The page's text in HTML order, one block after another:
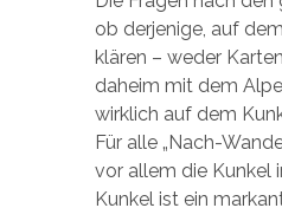
ob derjenige, auf
klären – weder
daheim mit dem
wirklich auf dem
Für alle „Nach-
vor allem die Kunkel
Kunkel ist ein